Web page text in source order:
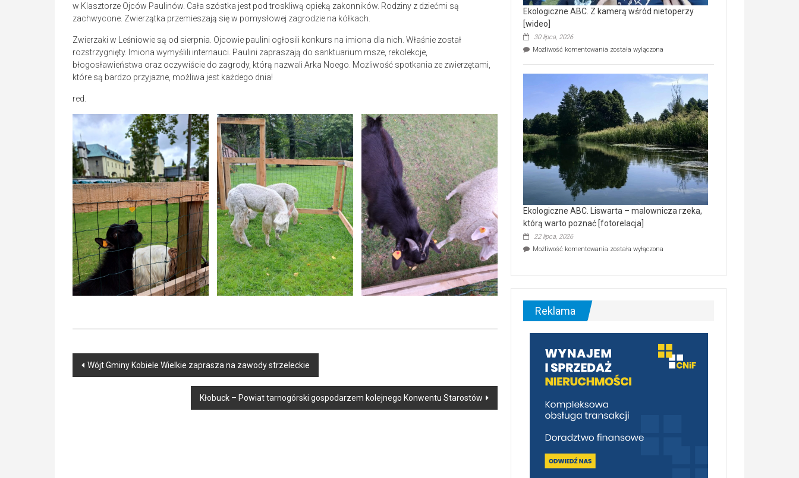
w Klasztorze Ojców Paulinów. Cała szóstka jest pod troskliwą opieką zakonników. Rodziny z dziećmi są
zachwycone. Zwierzątka przemieszają się w pomysłowej zagrodzie na kółkach.
Zwierzaki w Leśniowie są od sierpnia. Ojcowie paulini ogłosili konkurs na imiona dla nich. Właśnie został
rozstrzygnięty. Imiona wymyślili internauci. Paulini zapraszają do sanktuarium msze, rekolekcje,
błogosławieństwa oraz oczywiście do zagrody, którą nazwali Arka Noego. Możliwość spotkania ze zwierzętami,
które są bardzo przyjazne, możliwa jest każdego dnia!
red.
Post
Wójt Gminy Kobiele Wielkie zaprasza na zawody strzeleckie
Kłobuck – Powiat tarnogórski gospodarzem kolejnego Konwentu Starostów
Ekologiczne ABC. Z kamerą wśród nietoperzy
[wideo]
30 lipca, 2026
Możliwość komentowania Ekologiczne
wśród
nietoperzy
[wideo]
została wyłączona
Ekologiczne ABC. Liswarta – malownicza rzeka,
którą warto poznać [fotorelacja]
22 lipca, 2026
Możliwość komentowania Ekologiczne
–
malownicza
[fotorelacja]
została wyłączona
Reklama